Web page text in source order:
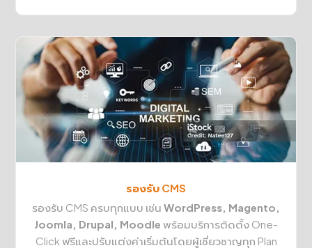
รองรับ CMS
รองรับ CMS ครบทุกแบบ เช่น WordPress, Magento,
Joomla, Drupal, Moodle พร้อมบริการติดตั้ง One-
Click ฟรีและปรับแต่งค่าเริ่มต้นโดยผู้เชี่ยวชาญทุก Plan